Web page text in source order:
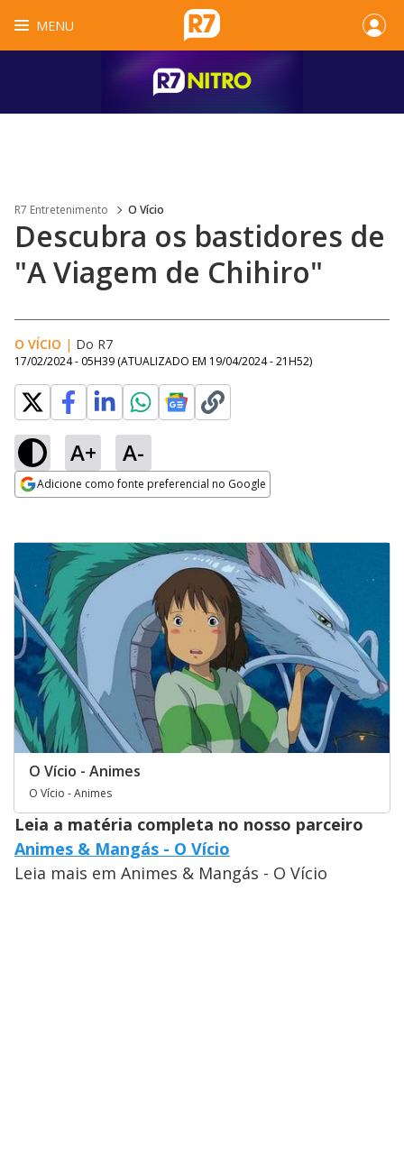
MENU
R7 Entretenimento O Vício
Descubra os bastidores de
"A Viagem de Chihiro"
O VÍCIO | Do R7
17/02/2024 - 05H39 (ATUALIZADO EM 19/04/2024 - 21H52)
A+ A-
Adicione como fonte preferencial no Google
O Vício - Animes
O Vício - Animes
Leia a matéria completa no nosso parceiro
Animes & Mangás - O Vício
Leia mais em Animes & Mangás - O Vício